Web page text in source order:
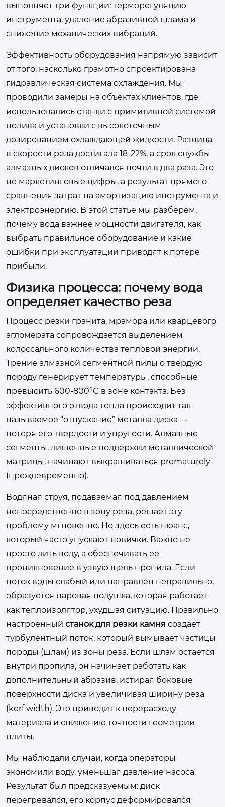
выполняет три функции: терморегуляцию
инструмента, удаление абразивной шлама и
снижение механических вибраций.
Эффективность оборудования напрямую зависит
от того, насколько грамотно спроектирована
гидравлическая система охлаждения. Мы
проводили замеры на объектах клиентов, где
использовались станки с примитивной системой
полива и установки с высокоточным
дозированием охлаждающей жидкости. Разница
в скорости реза достигала 18-22%, а срок службы
алмазных дисков отличался почти в два раза. Это
не маркетинговые цифры, а результат прямого
сравнения затрат на амортизацию инструмента и
электроэнергию. В этой статье мы разберем,
почему вода важнее мощности двигателя, как
выбрать правильное оборудование и какие
ошибки при эксплуатации приводят к потере
прибыли.
Физика процесса: почему вода
определяет качество реза
Процесс резки гранита, мрамора или кварцевого
агломерата сопровождается выделением
колоссального количества тепловой энергии.
Трение алмазной сегментной пилы о твердую
породу генерирует температуры, способные
превысить 600-800°C в зоне контакта. Без
эффективного отвода тепла происходит так
называемое “отпускание” металла диска —
потеря его твердости и упругости. Алмазные
сегменты, лишенные поддержки металлической
матрицы, начинают выкрашиваться prematurely
(преждевременно).
Водяная струя, подаваемая под давлением
непосредственно в зону реза, решает эту
проблему мгновенно. Но здесь есть нюанс,
который часто упускают новички. Важно не
просто лить воду, а обеспечивать ее
проникновение в узкую щель пропила. Если
поток воды слабый или направлен неправильно,
образуется паровая подушка, которая работает
как теплоизолятор, ухудшая ситуацию. Правильно
настроенный станок для резки камня создает
турбулентный поток, который вымывает частицы
породы (шлам) из зоны реза. Если шлам остается
внутри пропила, он начинает работать как
дополнительный абразив, истирая боковые
поверхности диска и увеличивая ширину реза
(kerf width). Это приводит к перерасходу
материала и снижению точности геометрии
плиты.
Мы наблюдали случаи, когда операторы
экономили воду, уменьшая давление насоса.
Результат был предсказуемым: диск
перегревался, его корпус деформировался